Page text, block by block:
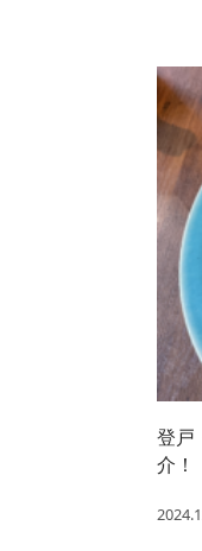
登戸
介！